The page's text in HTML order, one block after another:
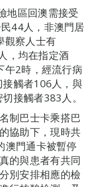
地區回澳需接受
44人，非澳門居
觀察人士有
，均在指定酒
午2時，經流行病
觸者106人，與
接觸者383人。
制巴士卡乘搭巴
協助下，現時共
澳門通卡被暫停
的與患者有共同
別安排相應的檢